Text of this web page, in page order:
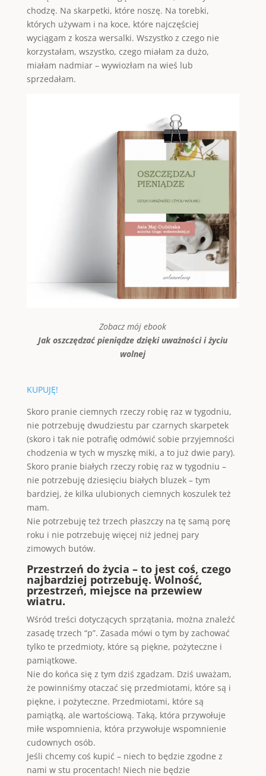
chodzę. Na skarpetki, które noszę. Na torebki,
których używam i na koce, które najczęściej
wyciągam z kosza wersalki. Wszystko z czego nie
korzystałam, wszystko, czego miałam za dużo,
miałam nadmiar – wywiozłam na wieś lub
sprzedałam.
Zobacz mój ebook
Jak oszczędzać pieniądze dzięki uważności i życiu
wolnej
KUPUJĘ!
Skoro pranie ciemnych rzeczy robię raz w tygodniu,
nie potrzebuję dwudziestu par czarnych skarpetek
(skoro i tak nie potrafię odmówić sobie przyjemności
chodzenia w tych w myszkę miki, a to już dwie pary).
Skoro pranie białych rzeczy robię raz w tygodniu –
nie potrzebuję dziesięciu białych bluzek – tym
bardziej, że kilka ulubionych ciemnych koszulek też
mam.
Nie potrzebuję też trzech płaszczy na tę samą porę
roku i nie potrzebuję więcej niż jednej pary
zimowych butów.
Przestrzeń do życia – to jest coś, czego
najbardziej potrzebuję. Wolność,
przestrzeń, miejsce na przewiew
wiatru.
Wśród treści dotyczących sprzątania, można znaleźć
zasadę trzech “p”. Zasada mówi o tym by zachować
tylko te przedmioty, które są piękne, pożyteczne i
pamiątkowe.
Nie do końca się z tym dziś zgadzam. Dziś uważam,
że powinniśmy otaczać się przedmiotami, które są i
piękne, i pożyteczne. Przedmiotami, które są
pamiątką, ale wartościową. Taką, która przywołuje
miłe wspomnienia, która przywołuje wspomnienie
cudownych osób.
Jeśli chcemy coś kupić – niech to będzie zgodne z
nami w stu procentach! Niech nie będzie